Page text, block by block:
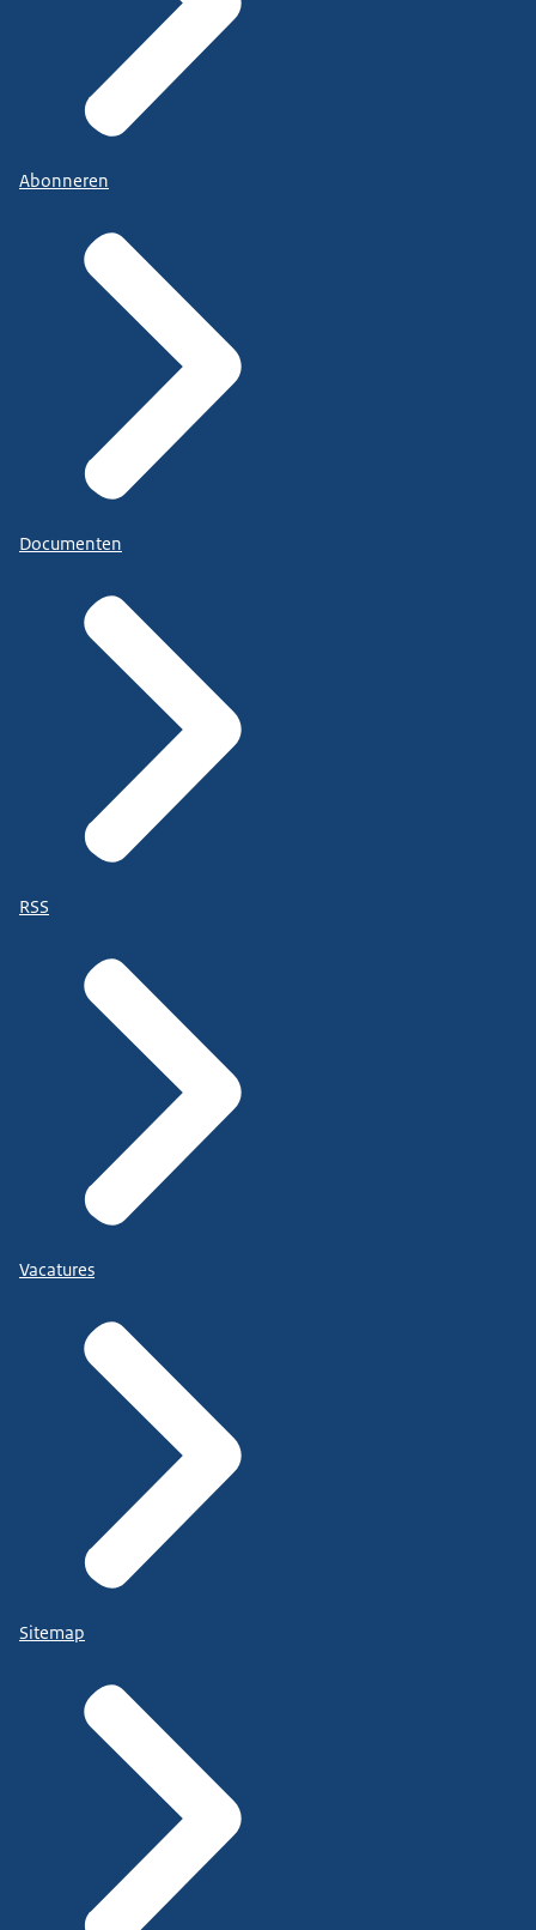
Abonneren
Documenten
RSS
Vacatures
Sitemap